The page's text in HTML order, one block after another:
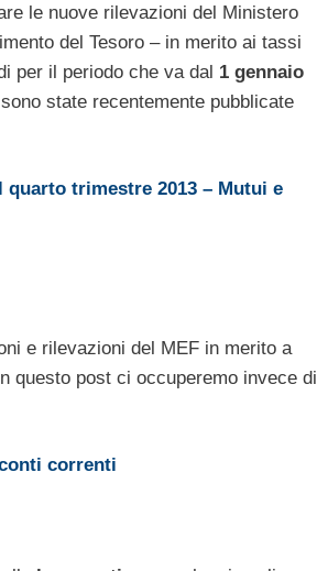
le nuove rilevazioni del Ministero
del Tesoro – in merito ai tassi
per il periodo che va dal 1 gennaio
state recentemente pubblicate
trimestre 2013 – Mutui e
e rilevazioni del MEF in merito a
questo post ci occuperemo invece di
correnti